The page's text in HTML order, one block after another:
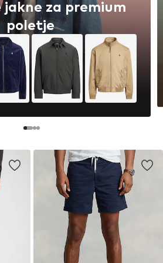
za premium
poletje